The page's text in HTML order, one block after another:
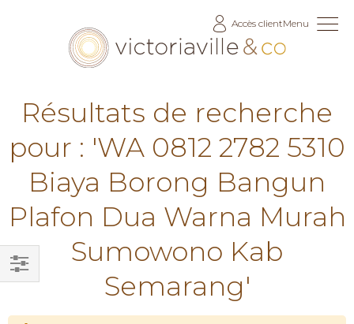
Accès clientMenu
Résultats de recherche
pour : 'WA 0812 2782 5310
Biaya Borong Bangun
Plafon Dua Warna Murah
Sumowono Kab
Semarang'
Filtrer